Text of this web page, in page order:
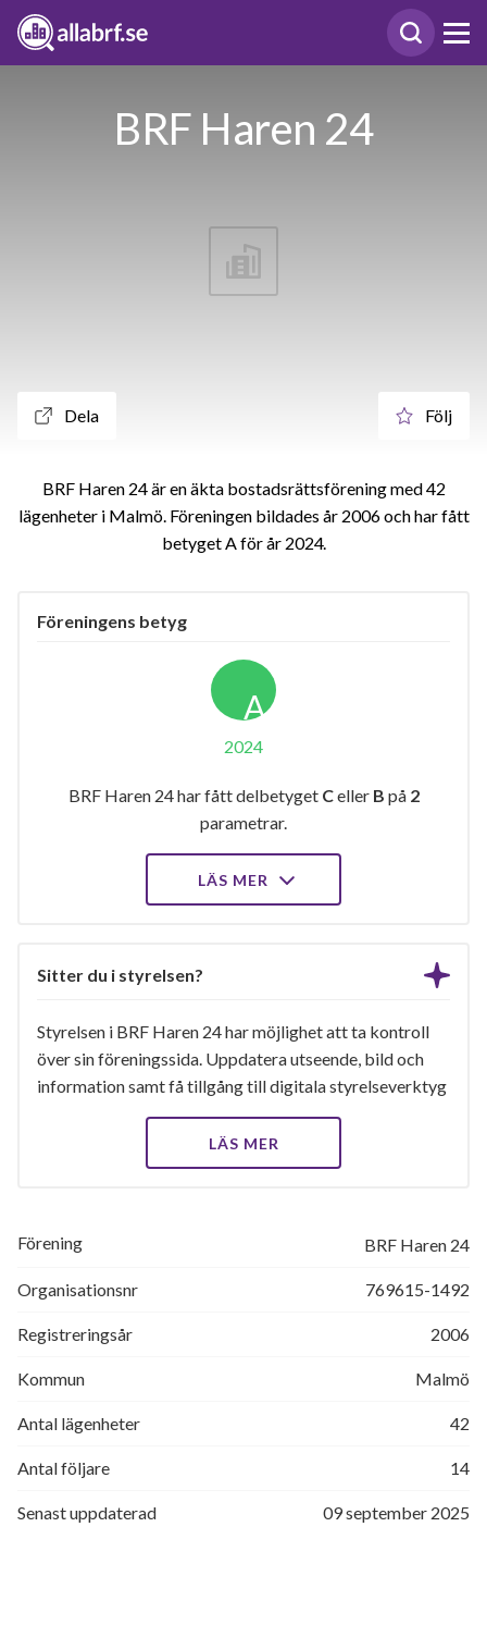
BRF Haren 24
Dela Följ
BRF Haren 24 är en äkta bostadsrättsförening med 42
lägenheter i Malmö. Föreningen bildades år 2006 och har fått
betyget A för år 2024
Föreningens betyg
A
2024
BRF Haren 24 har fått delbetyget Celler B på 2
parametrar.
LÄS MER
Sitter du i styrelsen?
Styrelsen i BRF Haren 24 har möjlighet att ta kontroll
över sin föreningssida. Uppdatera utseende, bild och
information samt få tillgång till digitala styrelseverktyg
LÄS MER
Förening BRF Haren 24
Organisationsnr 769615-1492
Registreringsår 2006
Kommun Malmö
Antal lägenheter 42
Antal följare 14
Senast uppdaterad 09 september 2025